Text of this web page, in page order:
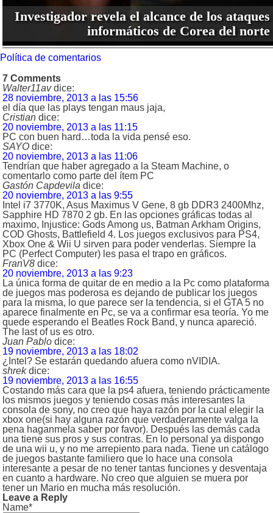
Investigador revela el alcance de los ataques
informáticos de Corea del norte
Política de comentarios
7 Comments
Walter11av dice:
28 noviembre, 2013 a las 15:56
el día que las plays tengan maus jaja,
Cristian dice:
20 noviembre, 2013 a las 11:15
PC con buen hard…toda la vida pensé eso.
SAYO dice:
20 noviembre, 2013 a las 11:06
Tendrían que haber agregado a la Steam Machine, o
comentarlo como parte del ítem PC
Gastón Capdevila dice:
20 noviembre, 2013 a las 9:55
Intel i7 3770K, Asus Maximus V Gene, 8 gb DDR3 2400Mhz,
Sapphire HD 7870 2 gb. En las opciones gráficas todas al
maximo, Injustice: Gods Among us, Batman Arkham Origins,
COD Ghosts, Battlefield 4. Los juegos exclusivos para PS4,
Xbox One & Wii U sirven para poder venderlas. Siempre la
PC (Perfect Computer) les pasa el trapo en gráficos.
FranV8 dice:
20 noviembre, 2013 a las 9:23
La única forma de quitar de en medio a la Pc como plataforma
de juegos mas poderosa es dejando de publicar los juegos
para la misma, lo que parece ser la tendencia, si el GTA 5 no
aparece finalmente en Pc, se va a confirmar esa teoría. Yo me
quede esperando el Beatles Rock Band, y nunca apareció.
The last of us es otro.
Juan Pablo dice:
19 noviembre, 2013 a las 18:02
¿Intel? Se estarán quedando afuera como nVIDIA.
shrek dice:
19 noviembre, 2013 a las 16:55
Costando más cara que la ps4 afuera, teniendo prácticamente
los mismos juegos y teniendo cosas más interesantes la
consola de sony, no creo que haya razón por la cual elegir la
xbox one(si hay alguna razón que verdaderamente valga la
pena haganmela saber por favor). Después las demás cada
una tiene sus pros y sus contras. En lo personal ya dispongo
de una wii u, y no me arrepiento para nada. Tiene un catálogo
de juegos bastante familiero que lo hace una consola
interesante a pesar de no tener tantas funciones y desventaja
en cuanto a hardware. No creo que alguien se muera por
tener un Mario en mucha más resolución.
Leave a Reply
Name*